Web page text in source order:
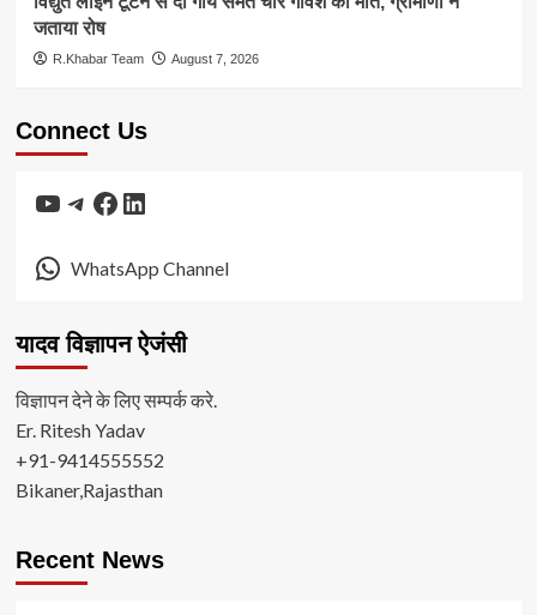
जताया रोष
R.Khabar Team August 7, 2026
Connect Us
YouTube
Telegram
Facebook
LinkedIn
WhatsApp Channel
यादव विज्ञापन ऐजंसी
विज्ञापन देने के लिए सम्पर्क करे.
Er. Ritesh Yadav
+91-9414555552
Bikaner,Rajasthan
Recent News